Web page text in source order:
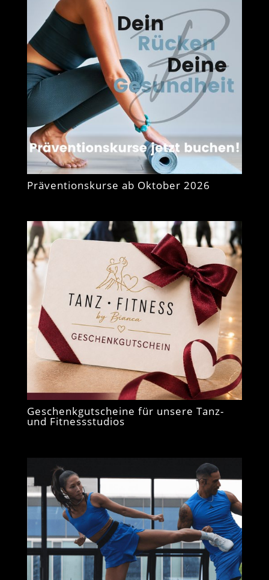
Präventionskurse ab Oktober 2026
Geschenkgutscheine für unsere Tanz-
und Fitnessstudios